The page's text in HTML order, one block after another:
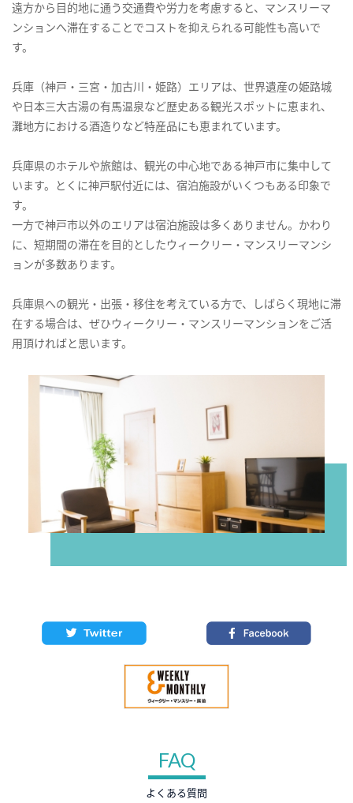
遠方から目的地に通う交通費や労力を考慮すると、マンスリーマ
ンションへ滞在することでコストを抑えられる可能性も高いで
す。
兵庫（神戸・三宮・加古川・姫路）エリアは、世界遺産の姫路城
や日本三大古湯の有馬温泉など歴史ある観光スポットに恵まれ、
灘地方における酒造りなど特産品にも恵まれています。
兵庫県のホテルや旅館は、観光の中心地である神戸市に集中して
います。とくに神戸駅付近には、宿泊施設がいくつもある印象で
す。
一方で神戸市以外のエリアは宿泊施設は多くありません。かわり
に、短期間の滞在を目的としたウィークリー・マンスリーマンシ
ョンが多数あります。
兵庫県への観光・出張・移住を考えている方で、しばらく現地に滞
在する場合は、ぜひウィークリー・マンスリーマンションをご活
用頂ければと思います。
FAQ
よくある質問